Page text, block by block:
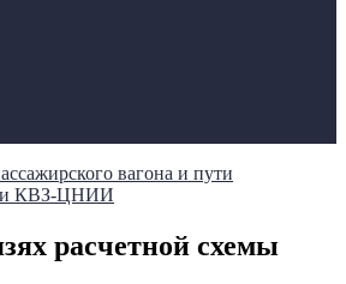
вагона и пути
КВЗ-ЦНИИ
расчетной схемы